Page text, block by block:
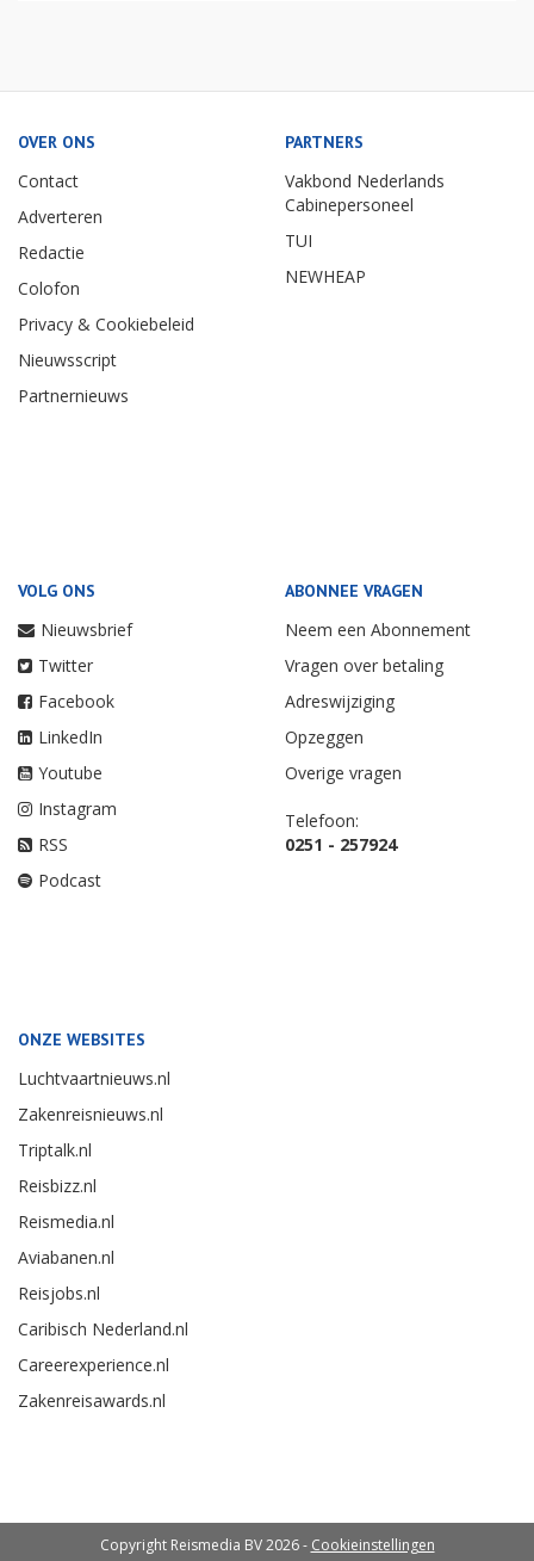
OVER ONS
Contact
Adverteren
Redactie
Colofon
Privacy & Cookiebeleid
Nieuwsscript
Partnernieuws
PARTNERS
Vakbond Nederlands
Cabinepersoneel
TUI
NEWHEAP
VOLG ONS
Nieuwsbrief
Twitter
Facebook
LinkedIn
Youtube
Instagram
RSS
Podcast
ABONNEE VRAGEN
Neem een Abonnement
Vragen over betaling
Adreswijziging
Opzeggen
Overige vragen
Telefoon:
0251 - 257924
ONZE WEBSITES
Luchtvaartnieuws.nl
Zakenreisnieuws.nl
Triptalk.nl
Reisbizz.nl
Reismedia.nl
Aviabanen.nl
Reisjobs.nl
Caribisch Nederland.nl
Careerexperience.nl
Zakenreisawards.nl
Copyright Reismedia BV 2026 - Cookieinstellingen